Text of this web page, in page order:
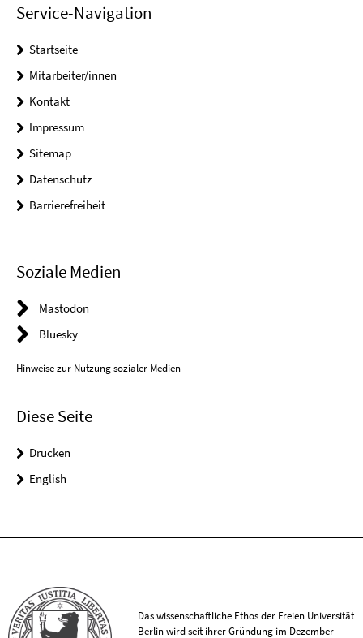
Service-Navigation
Startseite
Mitarbeiter/innen
Kontakt
Impressum
Sitemap
Datenschutz
Barrierefreiheit
Soziale Medien
Mastodon
Bluesky
Hinweise zur Nutzung sozialer Medien
Diese Seite
Drucken
English
Das wissenschaftliche Ethos der Freien Universität
Berlin wird seit ihrer Gründung im Dezember